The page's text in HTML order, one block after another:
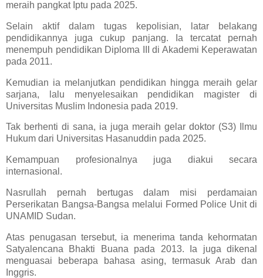
meraih pangkat Iptu pada 2025.
Selain aktif dalam tugas kepolisian, latar belakang
pendidikannya juga cukup panjang. Ia tercatat pernah
menempuh pendidikan Diploma III di Akademi Keperawatan
pada 2011.
Kemudian ia melanjutkan pendidikan hingga meraih gelar
sarjana, lalu menyelesaikan pendidikan magister di
Universitas Muslim Indonesia pada 2019.
Tak berhenti di sana, ia juga meraih gelar doktor (S3) Ilmu
Hukum dari Universitas Hasanuddin pada 2025.
Kemampuan profesionalnya juga diakui secara
internasional.
Nasrullah pernah bertugas dalam misi perdamaian
Perserikatan Bangsa-Bangsa melalui Formed Police Unit di
UNAMID Sudan.
Atas penugasan tersebut, ia menerima tanda kehormatan
Satyalencana Bhakti Buana pada 2013. Ia juga dikenal
menguasai beberapa bahasa asing, termasuk Arab dan
Inggris.